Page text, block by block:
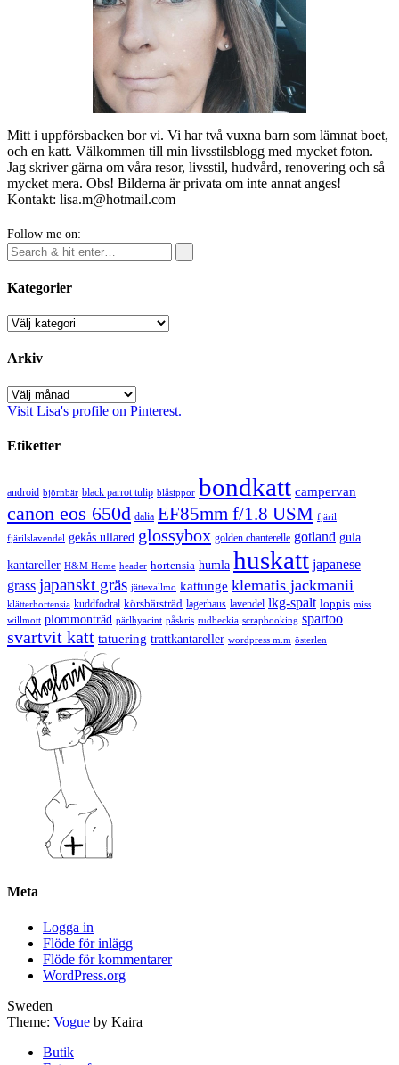
Mitt i uppförsbacken bor vi. Vi har två vuxna barn som lämnat boet,
och en katt. Välkommen till min livsstilsblogg med mycket foton.
Jag skriver gärna om våra resor, livsstil, hudvård, renovering och så
mycket mera. Obs! Bilderna är privata om inte annat anges!
Kontakt: lisa.m@hotmail.com
Follow me on:
Kategorier
Kategorier
Arkiv
Arkiv
Visit Lisa's profile on Pinterest.
Etiketter
android björnbär black parrot tulip blåsippor bondkatt campervan
canon eos 650d dalia EF85mm f/1.8 USM fjäril
fjärilslavendel gekås ullared glossybox golden chanterelle gotland gula
kantareller H&M Home header hortensia humla huskatt japanese
grass japanskt gräs jättevallmo kattunge klematis jackmanii
klätterhortensia kuddfodral körsbärsträd lagerhaus lavendel lkg-spalt loppis miss
willmott plommonträd pärlhyacint påskris rudbeckia scrapbooking spartoo
svartvit katt tatuering trattkantareller wordpress m.m österlen
Meta
Logga in
Flöde för inlägg
Flöde för kommentarer
WordPress.org
Sweden
Theme: Vogue by Kaira
Butik